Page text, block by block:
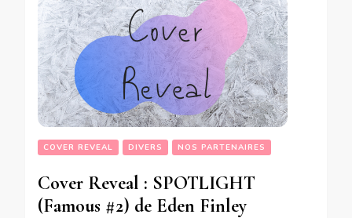
COVER REVEAL DIVERS NOS PARTENAIRES
Cover Reveal : SPOTLIGHT
(Famous #2) de Eden Finley